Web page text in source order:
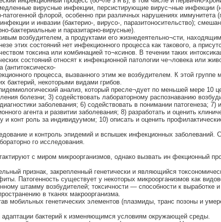
вирусные инфекции, персистирующие вирус¬ные инфекции
флорой, особенно при различных нарушениях иммунитета
и инвазии (бактерио-, вирусо-, паразитоносительство);
бактериальные и паразитарно-вирусные).
возбудителем, а продуктами его жизнедеятельно¬сти,
этих состояний нет инфекционного процесса как такового, а
токсина или комбинацией то¬ксинов. В течении таких
состояний относят к инфекционной патологии че¬ловека или
(антитоксическо-
процесса, вызванного этим же возбудителем. К этой группе
бактерий, некоторыми видами грибов.
анализ, который пресле¬дует по меньшей мере 10
болезни; 3) содействовать лабораторному распознаванию
заболевания; 6) содействовать в понимании патогенеза; 7)
агента и развитии заболевания; 8) разработать и оценить
конт роль за индивидуумом; 10) описать и оценить
и контроль эпидемий и вспышек инфекционных заболеваний.
го исследования.
с миром микроорганизмов, однако вызвать ин фекционный
признак, закрепленный генетически и являющийся
Патогенность существует у некоторых микроорганизмов как
штамму возбудителей; токсичности — способности к выработке
в тканях макроорганизма.
мобильных генетических элементов (плазмиды, транс позоны и
адаптации бактерий к изменяющимся условиям окружающей среды.